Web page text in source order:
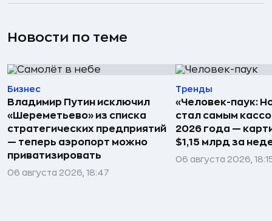
Новости по теме
Бизнес
Владимир Путин исключил
«Шереметьево» из списка
стратегических предприятий
— теперь аэропорт можно
приватизировать
06 августа 2026, 18:47
Тренды
«Человек-паук:
стал самым
2026 года —
$1,15 млрд за
06 августа 2026,